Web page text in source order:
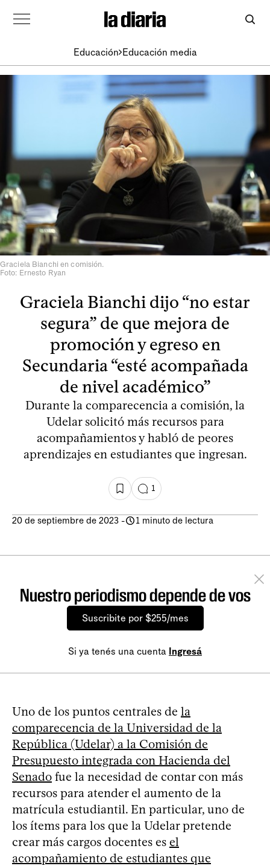
Educación Educación media
Graciela Bianchi en comisión.
Foto: Ernesto Ryan
Graciela Bianchi dijo “no estar
segura” de que mejora de
promoción y egreso en
Secundaria “esté acompañada
de nivel académico”
Durante la comparecencia a comisión, la
Udelar solicitó más recursos para
acompañamientos y habló de peores
aprendizajes en estudiantes que ingresan.
1
20 de septiembre de 2023 - 1 minuto de lectura
Nuestro periodismo depende de vos
Suscribite por $255/mes
Si ya tenés una cuenta Ingresá
Uno de los puntos centrales de la
comparecencia de la Universidad de la
República (Udelar) a la Comisión de
Presupuesto integrada con Hacienda del
Senado fue la necesidad de contar con más
recursos para atender el aumento de la
matrícula estudiantil. En particular, uno de
los ítems para los que la Udelar pretende
crear más cargos docentes es el
acompañamiento de estudiantes que